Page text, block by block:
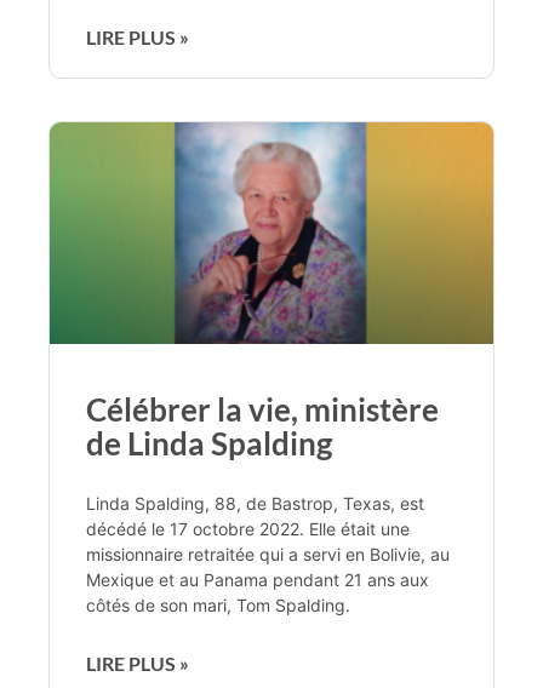
LIRE PLUS »
Célébrer la vie, ministère
de Linda Spalding
Linda Spalding, 88, de Bastrop, Texas, est
décédé le 17 octobre 2022. Elle était une
missionnaire retraitée qui a servi en Bolivie, au
Mexique et au Panama pendant 21 ans aux
côtés de son mari, Tom Spalding.
LIRE PLUS »